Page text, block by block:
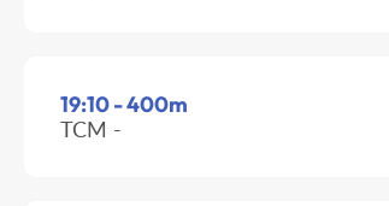
19:10 - 400m
TCM -